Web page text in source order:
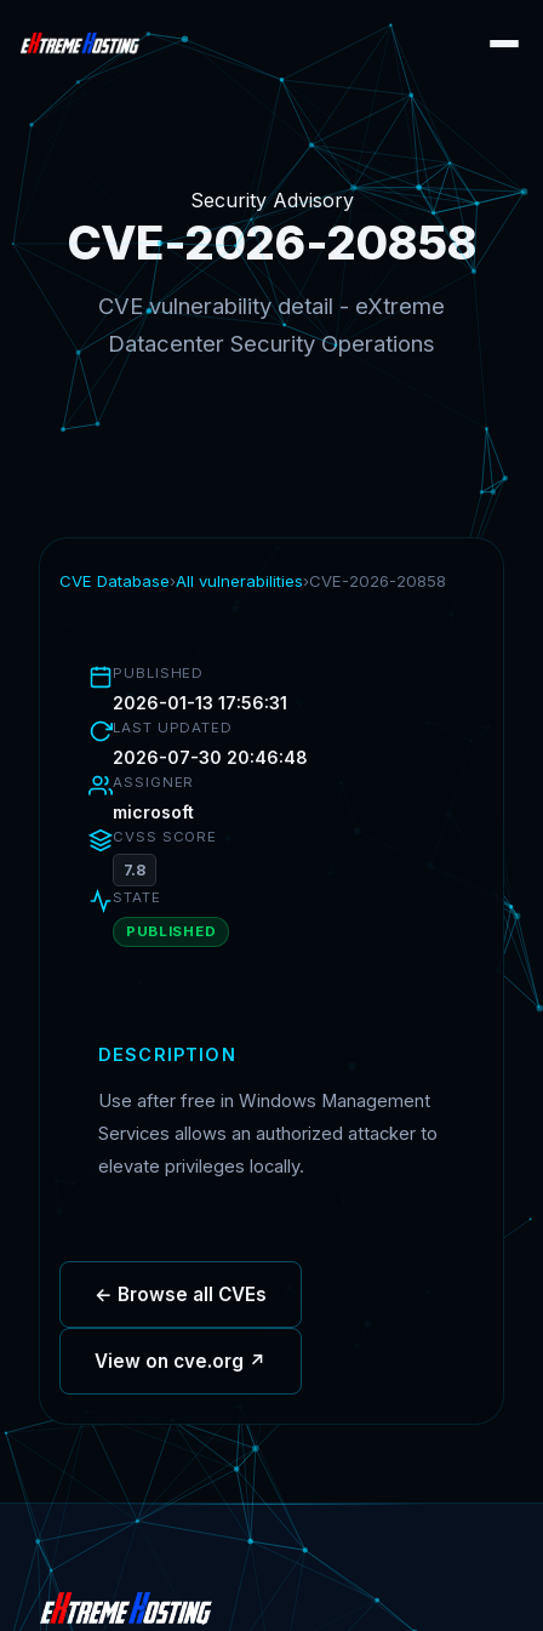
Security Advisory
CVE-2026-20858
CVE vulnerability detail - eXtreme
Datacenter Security Operations
CVE Database›All vulnerabilities›CVE-2026-20858
PUBLISHED
2026-01-13 17:56:31
LAST UPDATED
2026-07-30 20:46:48
ASSIGNER
microsoft
CVSS SCORE
7.8
STATE
PUBLISHED
DESCRIPTION
Use after free in Windows Management
Services allows an authorized attacker to
elevate privileges locally.
← Browse all CVEs
View on cve.org ↗